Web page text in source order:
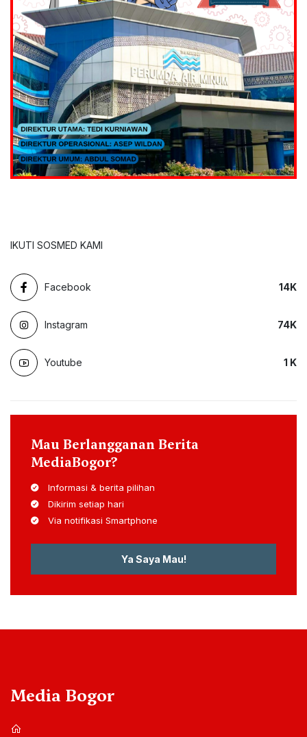
IKUTI SOSMED KAMI
Facebook 14K
Instagram 74K
Youtube 1 K
Mau Berlangganan Berita
MediaBogor?
Informasi & berita pilihan
Dikirim setiap hari
Via notifikasi Smartphone
Ya Saya Mau!
Media Bogor